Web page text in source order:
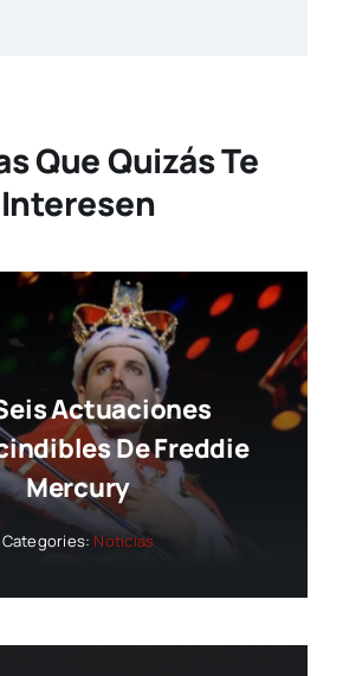
Que Quizás Te
Interesen
Actuaciones
De Freddie
Mercury
Categories: Noticias